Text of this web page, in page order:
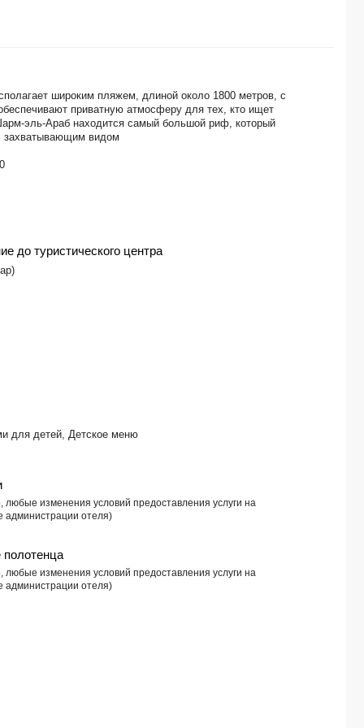
THE OBEROI BEACH RESORT 5*
AMWAJ OYOUN RESORT & SPA 4*
SUNRISE GARDEN BEACH RESORT -SELECT- 5*
SHERATON SOMA BAY RESORT 5*
PARROTEL BEACH RESORT 5*
TAMRA BEACH RESORT 4*
широким пляжем, длиной около 1800 метров, с
приватную атмосферу для тех, кто ищет
эль-Араб находится самый большой риф, который
захватывающим видом
до туристического центра
для детей, Детское меню
любые изменения условий предоставления услуги на
администрации отеля)
любые изменения условий предоставления услуги на
администрации отеля)